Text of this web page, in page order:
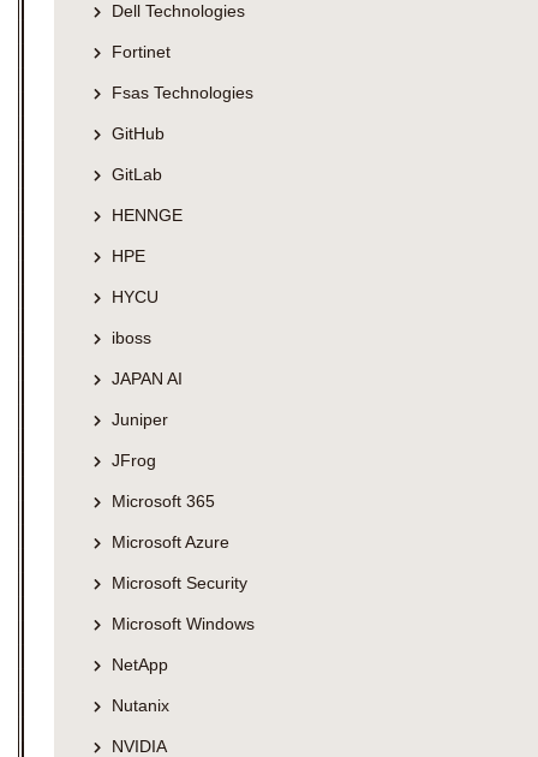
Dell Technologies
Fortinet
Fsas Technologies
GitHub
GitLab
HENNGE
HPE
HYCU
iboss
JAPAN AI
Juniper
JFrog
Microsoft 365
Microsoft Azure
Microsoft Security
Microsoft Windows
NetApp
Nutanix
NVIDIA